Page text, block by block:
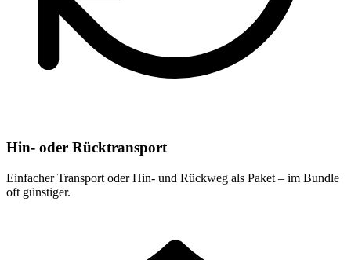
Hin- oder Rücktransport
Einfacher Transport oder Hin- und Rückweg als Paket – im Bundle
oft günstiger.